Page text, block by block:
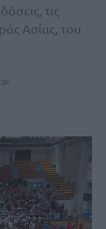
τις
Ασίας, του